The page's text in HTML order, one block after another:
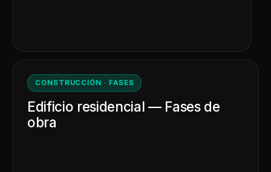
CONSTRUCCIÓN · FASES
Edificio residencial — Fases de
obra